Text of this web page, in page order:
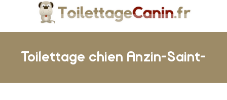
Toilettage chien Anzin-Saint-